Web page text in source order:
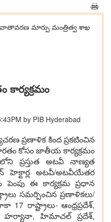
మార్పు మంత్రిత్వ శాఖ
by PIB Hyderabad
ప్రణాళిక కింద ప్రకటించిన
కోసం జాతీయ కార్యక్రమం
ప్రస్తుత అటవీ నాణ్యత
అటవీ/అటవీయేతర
పెంపు ఈ కార్యక్రమ ప్రధాన
సమర్పించిన ప్రణాళికలు/
రాష్ట్రాలు- ఆంధ్రప్రదేశ్,
హర్యానా, హిమాచల్ ప్రదేశ్,